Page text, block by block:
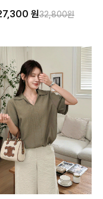
소재감으로 여름에도 시원하게
원32,800원